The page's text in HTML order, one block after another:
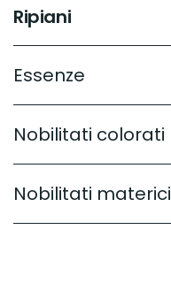
Ripiani
Essenze
Nobilitati colorati
Nobilitati materici